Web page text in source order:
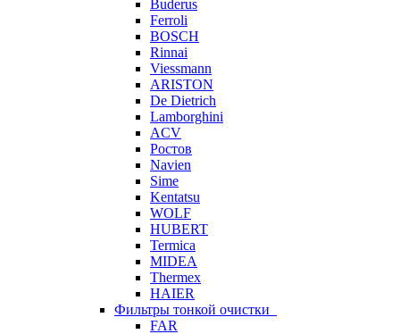
Buderus
Ferroli
BOSCH
Rinnai
Viessmann
ARISTON
De Dietrich
Lamborghini
ACV
Ростов
Navien
Sime
Kentatsu
WOLF
HUBERT
Termica
MIDEA
Thermex
HAIER
Фильтры тонкой очистки
FAR